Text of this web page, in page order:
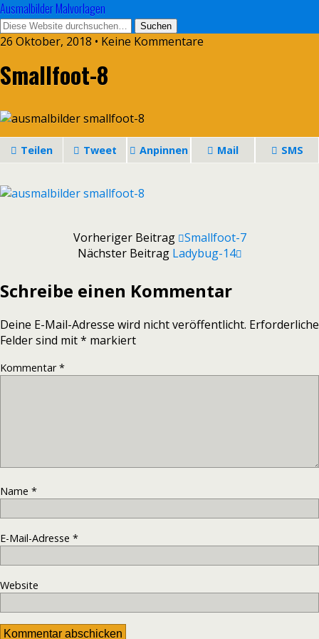
Ausmalbilder Malvorlagen
26 Oktober, 2018 • Keine Kommentare
Smallfoot-8
Teilen Tweet Anpinnen Mail SMS
Vorheriger Beitrag Smallfoot-7
Nächster Beitrag Ladybug-14
Schreibe einen Kommentar
Deine E-Mail-Adresse wird nicht veröffentlicht. Erforderliche
Felder sind mit* markiert
Kommentar*
Name *
E-Mail-Adresse *
Website